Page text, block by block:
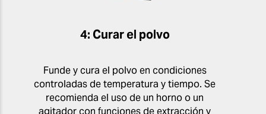
4: Curar el polvo
Funde y cura el polvo en condiciones
controladas de temperatura y tiempo. Se
recomienda el uso de un horno o un
agitador con funciones de extracción y